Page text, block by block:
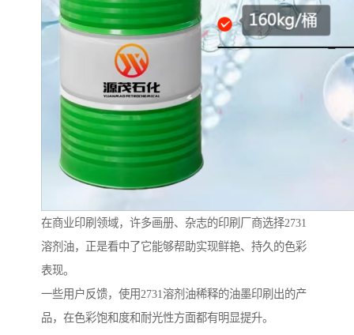
在商业印刷领域，许多画册、杂志的印刷厂商选择2731
溶剂油，正是看中了它能够帮助实现鲜艳、持久的色彩
表现。
一些用户反馈，使用2731溶剂油稀释的油墨印刷出的产
品，在色彩饱和度和耐光性方面都有明显提升。